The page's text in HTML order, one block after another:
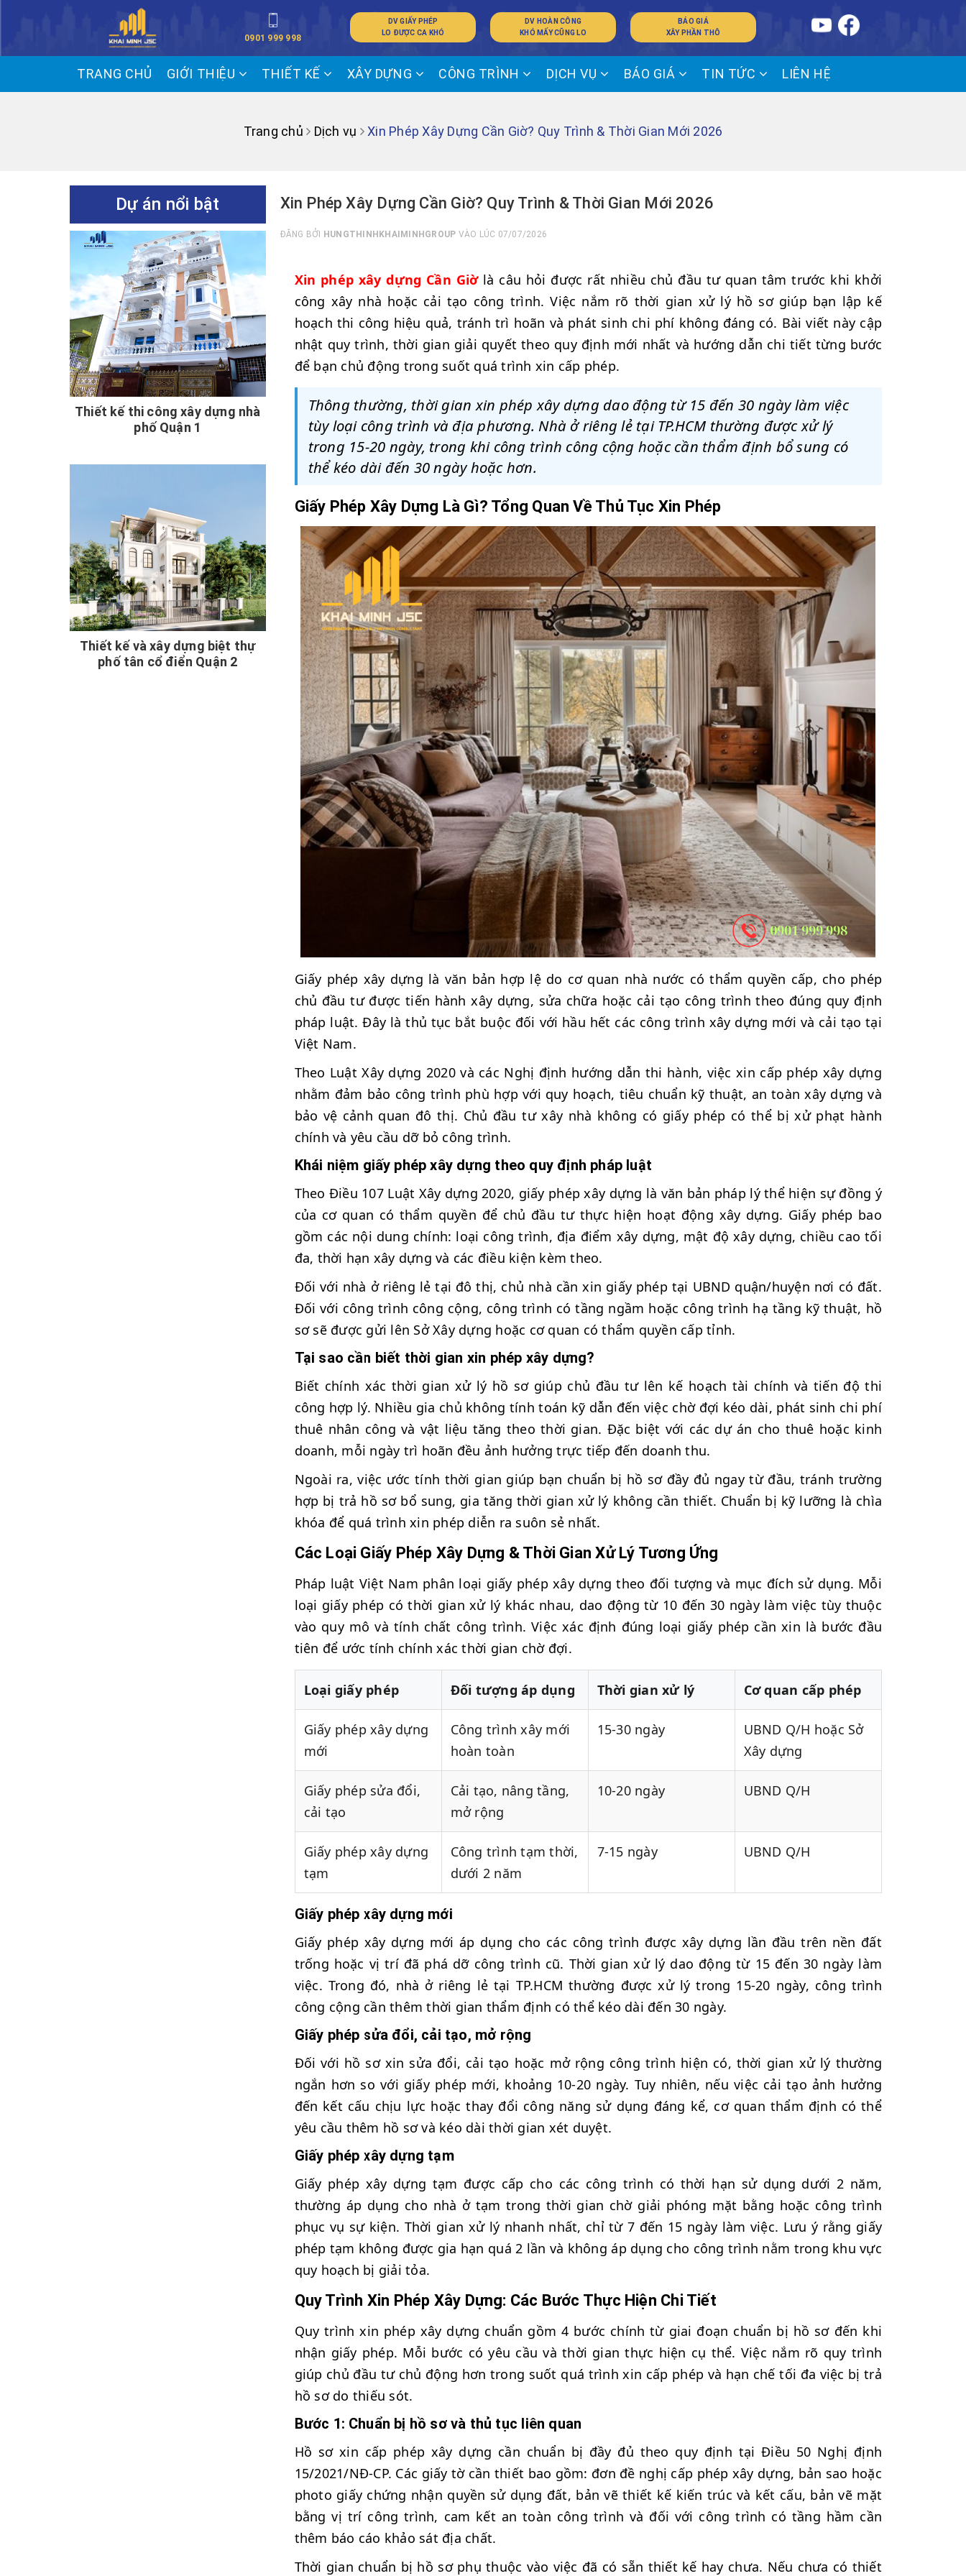
0901 999 998
DV GIẤY PHÉP
LO ĐƯỢC CA KHÓ
DV HOÀN CÔNG
KHÓ MẤY CŨNG LO
BÁO GIÁ
XÂY PHẦN THÔ
TRANG CHỦ GIỚI THIỆU THIẾT KẾ XÂY DỰNG CÔNG TRÌNH DỊCH VỤ BÁO GIÁ TIN TỨC LIÊN HỆ
Trang chủ Dịch vụ Xin Phép Xây Dựng Cần Giờ? Quy Trình & Thời Gian Mới 2026
Xin Phép Xây Dựng Cần Giờ? Quy Trình & Thời Gian Mới 2026
ĐĂNG BỞI HUNGTHINHKHAIMINHGROUP VÀO LÚC 07/07/2026
Xin phép xây dựng Cần Giờlà câu hỏi được rất nhiều chủ đầu tư quan tâm trước khi khởi
công xây nhà hoặc cải tạo công trình. Việc nắm rõ thời gian xử lý hồ sơ giúp bạn lập kế
hoạch thi công hiệu quả, tránh trì hoãn và phát sinh chi phí không đáng có. Bài viết này cập
nhật quy trình, thời gian giải quyết theo quy định mới nhất và hướng dẫn chi tiết từng bước
để bạn chủ động trong suốt quá trình xin cấp phép.
Thông thường, thời gian xin phép xây dựng dao động từ 15 đến 30 ngày làm việc
tùy loại công trình và địa phương. Nhà ở riêng lẻ tại TP.HCM thường được xử lý
trong 15-20 ngày, trong khi công trình công cộng hoặc cần thẩm định bổ sung có
thể kéo dài đến 30 ngày hoặc hơn.
Giấy Phép Xây Dựng Là Gì? Tổng Quan Về Thủ Tục Xin Phép
Giấy phép xây dựng là văn bản hợp lệ do cơ quan nhà nước có thẩm quyền cấp, cho phép
chủ đầu tư được tiến hành xây dựng, sửa chữa hoặc cải tạo công trình theo đúng quy định
pháp luật. Đây là thủ tục bắt buộc đối với hầu hết các công trình xây dựng mới và cải tạo tại
Việt Nam.
Theo Luật Xây dựng 2020 và các Nghị định hướng dẫn thi hành, việc xin cấp phép xây dựng
nhằm đảm bảo công trình phù hợp với quy hoạch, tiêu chuẩn kỹ thuật, an toàn xây dựng và
bảo vệ cảnh quan đô thị. Chủ đầu tư xây nhà không có giấy phép có thể bị xử phạt hành
chính và yêu cầu dỡ bỏ công trình.
Khái niệm giấy phép xây dựng theo quy định pháp luật
Theo Điều 107 Luật Xây dựng 2020, giấy phép xây dựng là văn bản pháp lý thể hiện sự đồng ý
của cơ quan có thẩm quyền để chủ đầu tư thực hiện hoạt động xây dựng. Giấy phép bao
gồm các nội dung chính: loại công trình, địa điểm xây dựng, mật độ xây dựng, chiều cao tối
đa, thời hạn xây dựng và các điều kiện kèm theo.
Đối với nhà ở riêng lẻ tại đô thị, chủ nhà cần xin giấy phép tại UBND quận/huyện nơi có đất.
Đối với công trình công cộng, công trình có tầng ngầm hoặc công trình hạ tầng kỹ thuật, hồ
sơ sẽ được gửi lên Sở Xây dựng hoặc cơ quan có thẩm quyền cấp tỉnh.
Tại sao cần biết thời gian xin phép xây dựng?
Biết chính xác thời gian xử lý hồ sơ giúp chủ đầu tư lên kế hoạch tài chính và tiến độ thi
công hợp lý. Nhiều gia chủ không tính toán kỹ dẫn đến việc chờ đợi kéo dài, phát sinh chi phí
thuê nhân công và vật liệu tăng theo thời gian. Đặc biệt với các dự án cho thuê hoặc kinh
doanh, mỗi ngày trì hoãn đều ảnh hưởng trực tiếp đến doanh thu.
Ngoài ra, việc ước tính thời gian giúp bạn chuẩn bị hồ sơ đầy đủ ngay từ đầu, tránh trường
hợp bị trả hồ sơ bổ sung, gia tăng thời gian xử lý không cần thiết. Chuẩn bị kỹ lưỡng là chìa
khóa để quá trình xin phép diễn ra suôn sẻ nhất.
Các Loại Giấy Phép Xây Dựng & Thời Gian Xử Lý Tương Ứng
Pháp luật Việt Nam phân loại giấy phép xây dựng theo đối tượng và mục đích sử dụng. Mỗi
loại giấy phép có thời gian xử lý khác nhau, dao động từ 10 đến 30 ngày làm việc tùy thuộc
vào quy mô và tính chất công trình. Việc xác định đúng loại giấy phép cần xin là bước đầu
tiên để ước tính chính xác thời gian chờ đợi.
Loại giấy phép Đối tượng áp dụng Thời gian xử lý Cơ quan cấp phép
Giấy phép xây dựng
mới
Công trình xây mới
hoàn toàn
15-30 ngày
UBND Q/H hoặc Sở
Xây dựng
Giấy phép sửa đổi,
cải tạo
Cải tạo, nâng tầng,
mở rộng
10-20 ngày UBND Q/H
Giấy phép xây dựng
tạm
Công trình tạm thời,
dưới 2 năm
7-15 ngày UBND Q/H
Giấy phép xây dựng mới
Giấy phép xây dựng mới áp dụng cho các công trình được xây dựng lần đầu trên nền đất
trống hoặc vị trí đã phá dỡ công trình cũ. Thời gian xử lý dao động từ 15 đến 30 ngày làm
việc. Trong đó, nhà ở riêng lẻ tại TP.HCM thường được xử lý trong 15-20 ngày, công trình
công cộng cần thêm thời gian thẩm định có thể kéo dài đến 30 ngày.
Giấy phép sửa đổi, cải tạo, mở rộng
Đối với hồ sơ xin sửa đổi, cải tạo hoặc mở rộng công trình hiện có, thời gian xử lý thường
ngắn hơn so với giấy phép mới, khoảng 10-20 ngày. Tuy nhiên, nếu việc cải tạo ảnh hưởng
đến kết cấu chịu lực hoặc thay đổi công năng sử dụng đáng kể, cơ quan thẩm định có thể
yêu cầu thêm hồ sơ và kéo dài thời gian xét duyệt.
Giấy phép xây dựng tạm
Giấy phép xây dựng tạm được cấp cho các công trình có thời hạn sử dụng dưới 2 năm,
thường áp dụng cho nhà ở tạm trong thời gian chờ giải phóng mặt bằng hoặc công trình
phục vụ sự kiện. Thời gian xử lý nhanh nhất, chỉ từ 7 đến 15 ngày làm việc. Lưu ý rằng giấy
phép tạm không được gia hạn quá 2 lần và không áp dụng cho công trình nằm trong khu vực
quy hoạch bị giải tỏa.
Quy Trình Xin Phép Xây Dựng: Các Bước Thực Hiện Chi Tiết
Quy trình xin phép xây dựng chuẩn gồm 4 bước chính từ giai đoạn chuẩn bị hồ sơ đến khi
nhận giấy phép. Mỗi bước có yêu cầu và thời gian thực hiện cụ thể. Việc nắm rõ quy trình
giúp chủ đầu tư chủ động hơn trong suốt quá trình xin cấp phép và hạn chế tối đa việc bị trả
hồ sơ do thiếu sót.
Bước 1: Chuẩn bị hồ sơ và thủ tục liên quan
Hồ sơ xin cấp phép xây dựng cần chuẩn bị đầy đủ theo quy định tại Điều 50 Nghị định
15/2021/NĐ-CP. Các giấy tờ cần thiết bao gồm: đơn đề nghị cấp phép xây dựng, bản sao hoặc
photo giấy chứng nhận quyền sử dụng đất, bản vẽ thiết kế kiến trúc và kết cấu, bản vẽ mặt
bằng vị trí công trình, cam kết an toàn công trình và đối với công trình có tầng hầm cần
thêm báo cáo khảo sát địa chất.
Thời gian chuẩn bị hồ sơ phụ thuộc vào việc đã có sẵn thiết kế hay chưa. Nếu chưa có thiết
Dự án nổi bật
Thiết kế thi công xây dựng nhà
phố Quận 1
Thiết kế và xây dựng biệt thự
phố tân cổ điển Quận 2